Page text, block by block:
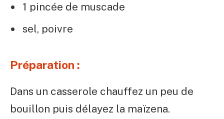
1 pincée de muscade
sel, poivre
Préparation :
Dans un casserole chauffez un peu de
bouillon puis délayez la maïzena.